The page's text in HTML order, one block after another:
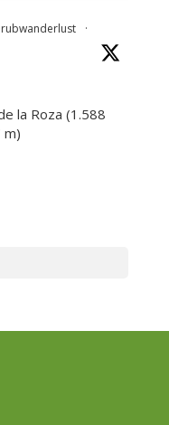
·
la Roza (1.588
m)